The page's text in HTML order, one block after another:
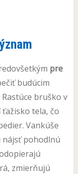
pre
budúcim
Rastúce bruško v
tela, čo
Vankúše
pohodlnú
zmierňujú